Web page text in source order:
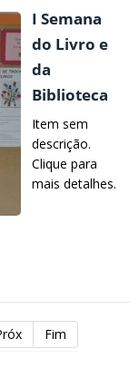
I Semana
do Livro e
da
Biblioteca
Item sem
descrição.
Clique para
mais detalhes.
Fim